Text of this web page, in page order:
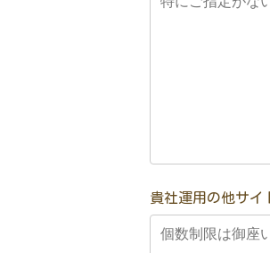
貴社運用の他サイ